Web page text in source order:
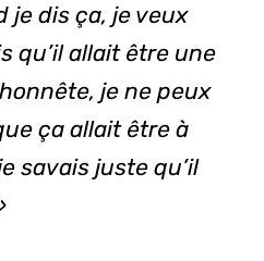
je dis ça, je veux
qu’il allait être une
je ne peux
ça allait être à
savais juste qu’il